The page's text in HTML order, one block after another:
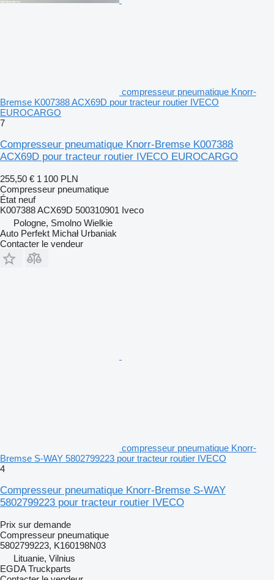
compresseur pneumatique Knorr-
Bremse K007388 ACX69D pour tracteur routier IVECO
EUROCARGO
7
Compresseur pneumatique Knorr-Bremse K007388
ACX69D pour tracteur routier IVECO EUROCARGO
255,50 € 1 100 PLN
Compresseur pneumatique
État neuf
K007388 ACX69D 500310901 Iveco
Pologne, Smolno Wielkie
Auto Perfekt Michał Urbaniak
Contacter le vendeur
compresseur pneumatique Knorr-
Bremse S-WAY 5802799223 pour tracteur routier IVECO
4
Compresseur pneumatique Knorr-Bremse S-WAY
5802799223 pour tracteur routier IVECO
Prix sur demande
Compresseur pneumatique
5802799223, K160198N03
Lituanie, Vilnius
EGDA Truckparts